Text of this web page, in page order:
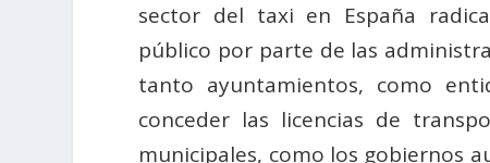
sector del taxi en España
público por parte de las
tanto ayuntamientos, como
conceder las licencias de
municipales, como los gobiernos